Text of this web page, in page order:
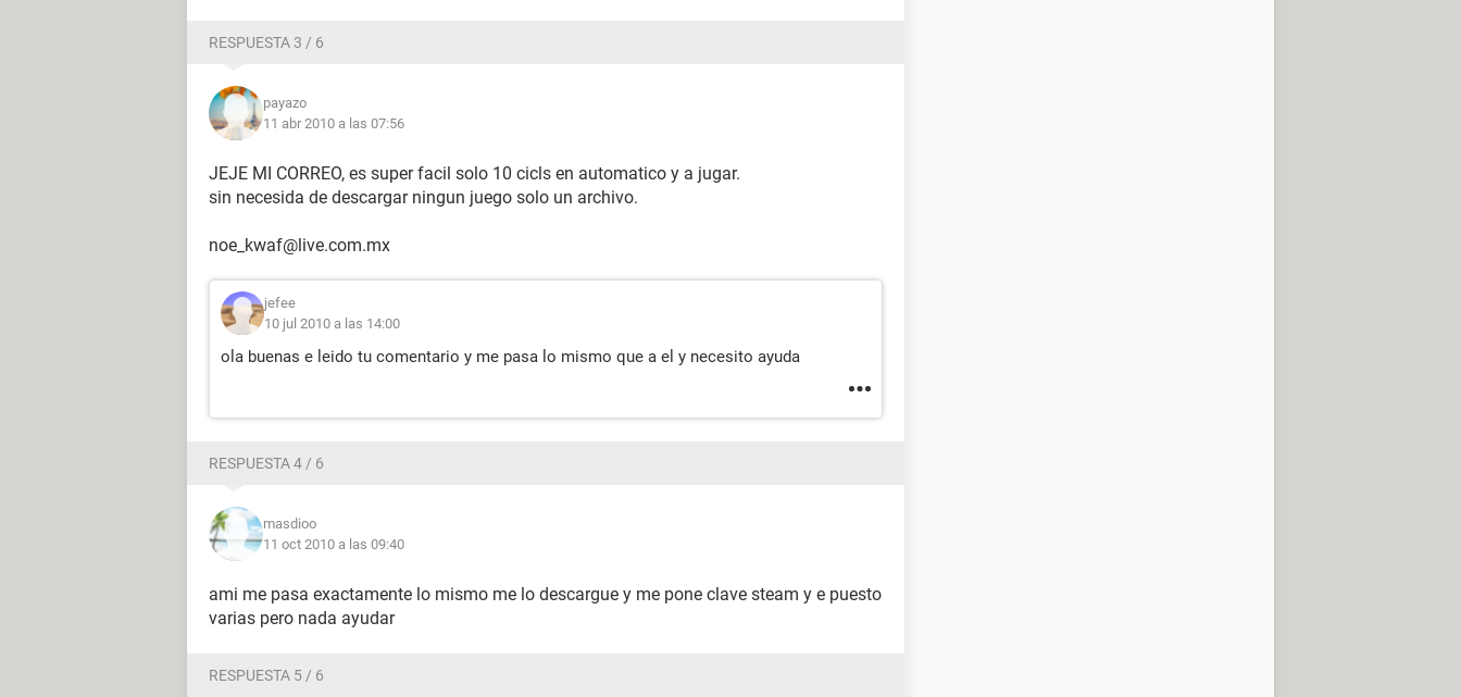
RESPUESTA 3 / 6
payazo
11 abr 2010 a las 07:56
JEJE MI CORREO, es super facil solo 10 cicls en automatico y a jugar.
sin necesida de descargar ningun juego solo un archivo.
noe_kwaf@live.com.mx
jefee
10 jul 2010 a las 14:00
ola buenas e leido tu comentario y me pasa lo mismo que a el y necesito ayuda
RESPUESTA 4 / 6
masdioo
11 oct 2010 a las 09:40
ami me pasa exactamente lo mismo me lo descargue y me pone clave steam y e puesto
varias pero nada ayudar
RESPUESTA 5 / 6